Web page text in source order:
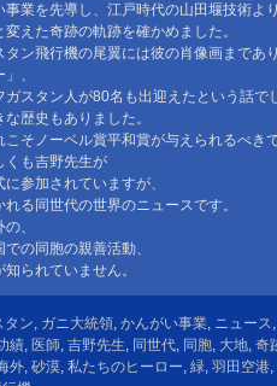
事業を先導し、江戸時代の山田堰技術よ
えた奇跡の軌跡を確かめました。
タン飛行機の尾翼には彼の肖像画まであ
、
ガスタン人が80名も出迎えたという話で
歴史もありました。
こそノーベル賞平和賞が与えられるべき
くも吉野先生が
参加されていますが、
る同世代の世界のニュースです。
、
の同胞の親善活動、
られていません。
タン, ガニ大統領, かんがい事業, ニュース
績, 医師, 吉野先生, 同世代, 同胞, 大地, 奇
外, 砂漠, 私たちのヒーロー, 緑, 羽田空港,